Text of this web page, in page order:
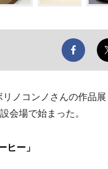
ノコンノさんの作品
会場で始まった。
ヒー」